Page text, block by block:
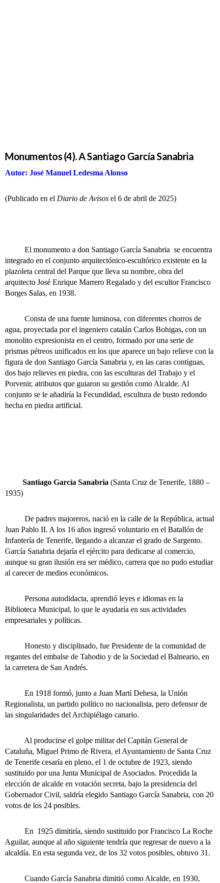
Monumentos (4). A Santiago García Sanabria
Autor: José Manuel Ledesma Alonso
(Publicado en el Diario de Avisos el 6 de abril de 2025)
El monumento a don Santiago García Sanabria se encuentra
integrado en el conjunto arquitectónico-escultórico existente en la
plazoleta central del Parque que lleva su nombre, obra del
arquitecto José Enrique Marrero Regalado y del escultor Francisco
Borges Salas, en 1938.
Consta de una fuente luminosa, con diferentes chorros de
agua, proyectada por el ingeniero catalán Carlos Bohigas, con un
monolito expresionista en el centro, formado por una serie de
prismas pétreos unificados en los que aparece un bajo relieve con la
figura de don Santiago García Sanabria y, en las caras contiguas,
dos bajo relieves en piedra, con las esculturas del Trabajo y el
Porvenir, atributos que guiaron su gestión como Alcalde. Al
conjunto se le añadiría la Fecundidad, escultura de busto redondo
hecha en piedra artificial.
Santiago García Sanabria (Santa Cruz de Tenerife, 1880 –
1935)
De padres majoreros, nació en la calle de la República, actual
Juan Pablo II. A los 16 años ingresó voluntario en el Batallón de
Infantería de Tenerife, llegando a alcanzar el grado de Sargento.
García Sanabria dejaría el ejército para dedicarse al comercio,
aunque su gran ilusión era ser médico, carrera que no pudo estudiar
al carecer de medios económicos.
Persona autodidacta, aprendió leyes e idiomas en la
Biblioteca Municipal, lo que le ayudaría en sus actividades
empresariales y políticas.
Honesto y disciplinado, fue Presidente de la comunidad de
regantes del embalse de Tahodio y de la Sociedad el Balneario, en
la carretera de San Andrés.
En 1918 formó, junto a Juan Martí Dehesa, la Unión
Regionalista, un partido político no nacionalista, pero defensor de
las singularidades del Archipiélago canario.
Al producirse el golpe militar del Capitán General de
Cataluña, Miguel Primo de Rivera, el Ayuntamiento de Santa Cruz
de Tenerife cesaría en pleno, el 1 de octubre de 1923, siendo
sustituido por una Junta Municipal de Asociados. Procedida la
elección de alcalde en votación secreta, bajo la presidencia del
Gobernador Civil, saldría elegido Santiago García Sanabria, con 20
votos de los 24 posibles.
En 1925 dimitiría, siendo sustituido por Francisco La Roche
Aguilar, aunque al año siguiente tendría que regresar de nuevo a la
alcaldía. En esta segunda vez, de los 32 votos posibles, obtuvo 31.
Cuando García Sanabria dimitió como Alcalde, en 1930,